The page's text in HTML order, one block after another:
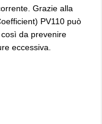
Grazie alla
PV110 può
da prevenire
eccessiva.